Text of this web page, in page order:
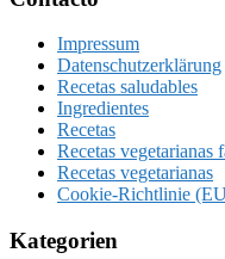
Impressum
Datenschutzerklärung
Recetas saludables
Ingredientes
Recetas
Recetas vegetarianas
Recetas vegetarianas
Cookie-Richtlinie
Kategorien